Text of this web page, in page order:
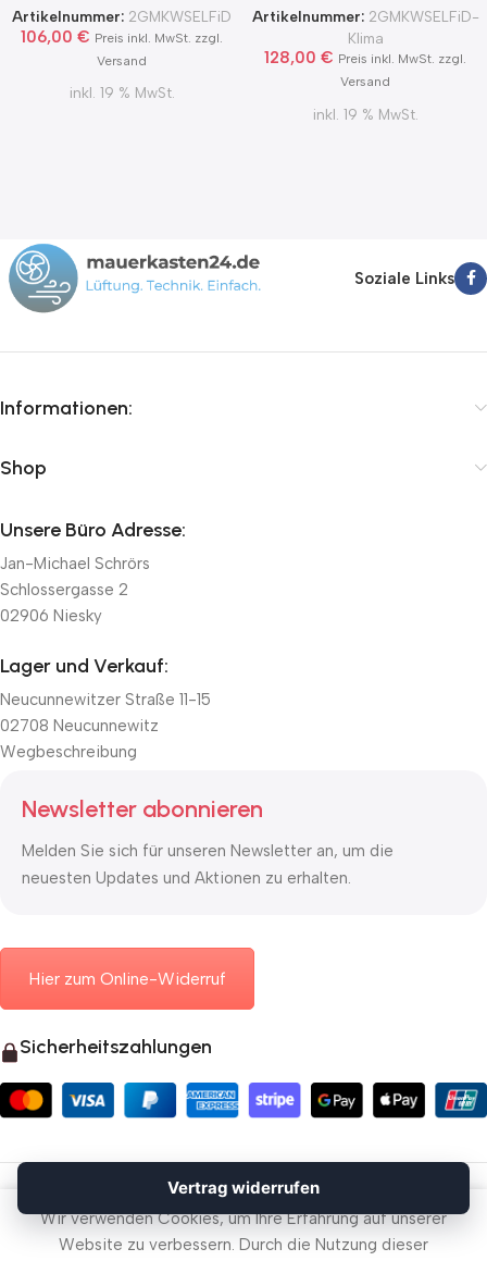
Zertifikat Ø100, 125, 150
2Grad MKWSELFiD
Artikelnummer: 2GMKWSELFiD
106,00 € Preis inkl. MwSt. zzgl.
Versand
inkl. 19 % MwSt.
MKWSELFiD
Artikelnummer: 2GMKWSELFiD-
Klima
128,00 € Preis inkl. MwSt. zzgl.
Versand
inkl. 19 % MwSt.
Soziale Links
Informationen:
Shop
Unsere Büro Adresse:
Jan-Michael Schrörs
Schlossergasse 2
02906 Niesky
Lager und Verkauf:
Neucunnewitzer Straße 11-15
02708 Neucunnewitz
Wegbeschreibung
Newsletter abonnieren
Melden Sie sich für unseren Newsletter an, um die
neuesten Updates und Aktionen zu erhalten.
Hier zum Online-Widerruf
Sicherheitszahlungen
© 2026 Mauerkasten24.de
Wir verwenden Cookies, um Ihre Erfahrung auf unserer
Website zu verbessern. Durch die Nutzung dieser
Vertrag widerrufen
Vertrag widerrufen